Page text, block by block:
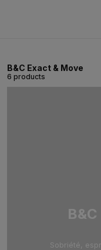
B&C Exact & Move
6 products
Sobriété,